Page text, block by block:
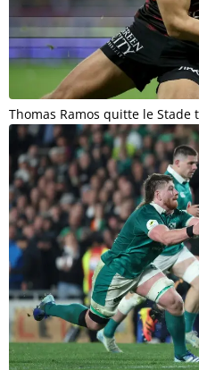
Thomas Ramos quitte le Stade